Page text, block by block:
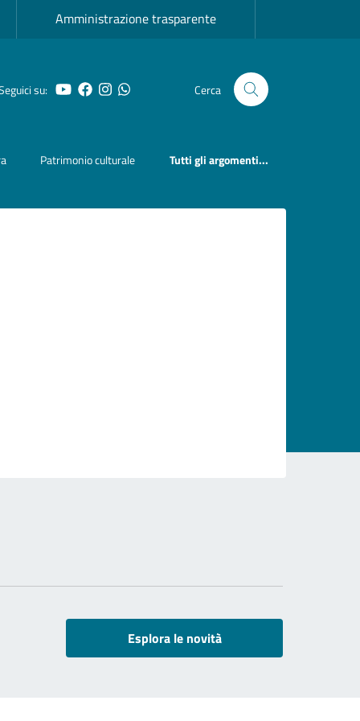
Amministrazione trasparente
su: YouTube
Facebook
Instagram
Whatsapp Cerca
Patrimonio culturale Tutti gli argomenti...
Esplora le novità